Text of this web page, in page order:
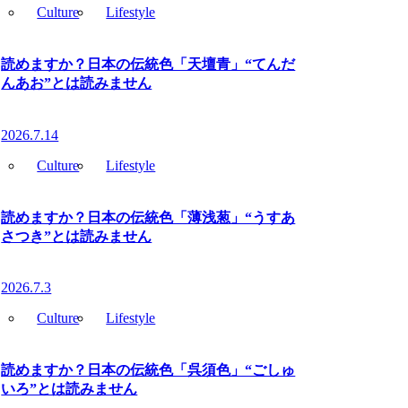
Culture
Lifestyle
読めますか？日本の伝統色「天壇青」“てんだ
んあお”とは読みません
2026.7.14
Culture
Lifestyle
読めますか？日本の伝統色「薄浅葱」“うすあ
さつき”とは読みません
2026.7.3
Culture
Lifestyle
読めますか？日本の伝統色「呉須色」“ごしゅ
いろ”とは読みません